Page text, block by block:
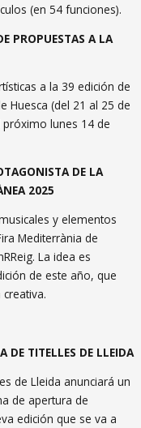
(en 54 funciones).
PROPUESTAS A LA
a la 39 edición de
Huesca (del 21 al 25 de
lunes 14 de
DE LA
2025
y elementos
Mediterrània de
La idea es
de este año, que
DE TITELLES DE LLEIDA
de Lleida anunciará un
de apertura de
edición que se va a